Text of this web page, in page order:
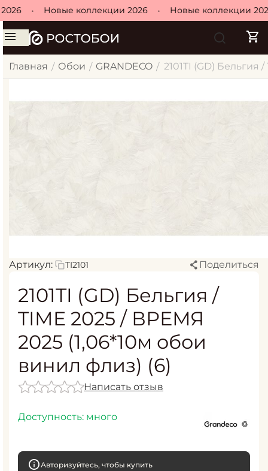
Новые коллекции 2026 Новые коллекции 2026
Главная / Обои / GRANDECO / 2101TI (GD)
Артикул: TI2101 Поделиться
2101TI (GD) Бельгия /
TIME 2025 / ВРЕМЯ
2025 (1,06*10м обои
винил флиз) (6)
Написать отзыв
Доступность: много
Авторизуйтесь, чтобы купить